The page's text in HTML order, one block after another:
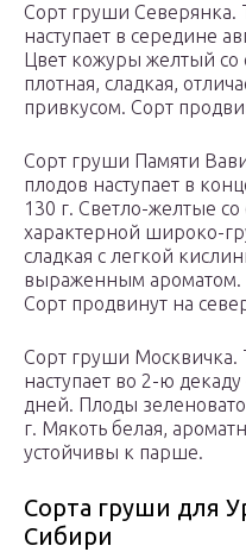
Сорт груши Северянка.
наступает в середине
Цвет кожуры желтый
плотная, сладкая,
привкусом. Сорт
Сорт груши Памяти
плодов наступает в
130 г. Светло-желтые
характерной широко-
сладкая с легкой
выраженным ароматом.
Сорт продвинут на
Сорт груши Москвичка.
наступает во 2-ю
дней. Плоды
г. Мякоть белая,
устойчивы к парше.
Сорта груши для
Сибири